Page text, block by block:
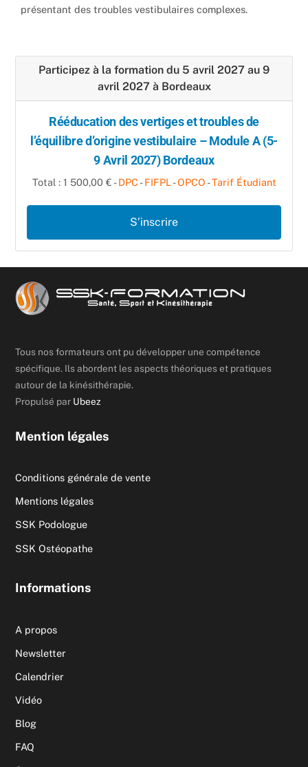
présentant des troubles vestibulaires complexes.
Participez à la formation du 5 avril 2027 au 9
avril 2027 à Bordeaux
Rééducation des vertiges et troubles de
l’équilibre d’origine vestibulaire – Module A (5-
9 Avril 2027) Bordeaux
Total : 1 500,00 € -DPC -FIFPL-OPCO -Tarif Étudiant
S’inscrire
Tous nos formateurs ont pu développer une compétence
spécifique. Ils abordent les aspects théoriques et pratiques
autour de la kinésithérapie.
Propulsé par Ubeez
Mention légales
Conditions générale de vente
Mentions légales
SSK Podologue
SSK Ostéopathe
Informations
A propos
Newsletter
Calendrier
Vidéo
Blog
FAQ